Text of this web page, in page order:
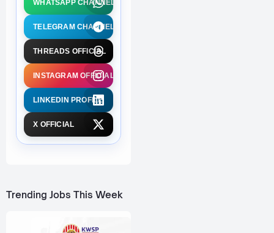
WHATSAPP CHANNEL
TELEGRAM CHANNEL
THREADS OFFICIAL
INSTAGRAM OFFICIAL
LINKEDIN PROFILE
X OFFICIAL
Trending Jobs This Week